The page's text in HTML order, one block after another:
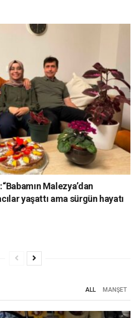
Malezya’dan
yaşattı ama sürgün hayatı
ALL MANŞET